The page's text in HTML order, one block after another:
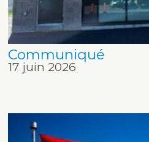
Communiqué
17 juin 2026